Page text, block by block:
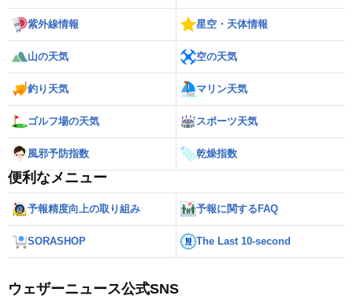
紫外線情報 星空・天体情報
山の天気 空の天気
釣り天気 マリン天気
ゴルフ場の天気 スポーツ天気
風邪予防指数 乾燥指数
便利なメニュー
予報精度向上の取り組み 予報に関するFAQ
SORASHOP The Last 10-second
ウェザーニュース公式SNS